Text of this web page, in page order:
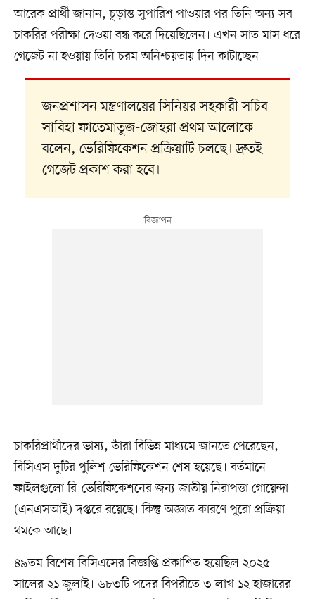
আরেক প্রার্থী জানান, চূড়ান্ত সুপারিশ পাওয়ার পর তিনি অন্য সব
চাকরির পরীক্ষা দেওয়া বন্ধ করে দিয়েছিলেন। এখন সাত মাস ধরে
গেজেট না হওয়ায় তিনি চরম অনিশ্চয়তায় দিন কাটাচ্ছেন।
জনপ্রশাসন মন্ত্রণালয়ের সিনিয়র সহকারী সচিব
সাবিহা ফাতেমাতুজ-জোহরা প্রথম আলোকে
বলেন, ভেরিফিকেশন প্রক্রিয়াটি চলছে। দ্রুতই
গেজেট প্রকাশ করা হবে।
চাকরিপ্রার্থীদের ভাষ্য, তাঁরা বিভিন্ন মাধ্যমে জানতে পেরেছেন,
বিসিএস দুটির পুলিশ ভেরিফিকেশন শেষ হয়েছে। বর্তমানে
ফাইলগুলো রি-ভেরিফিকেশনের জন্য জাতীয় নিরাপত্তা গোয়েন্দা
(এনএসআই) দপ্তরে রয়েছে। কিন্তু অজ্ঞাত কারণে পুরো প্রক্রিয়া
থমকে আছে।
৪৯তম বিশেষ বিসিএসের বিজ্ঞপ্তি প্রকাশিত হয়েছিল ২০২৫
সালের ২১ জুলাই। ৬৮৩টি পদের বিপরীতে ৩ লাখ ১২ হাজারের